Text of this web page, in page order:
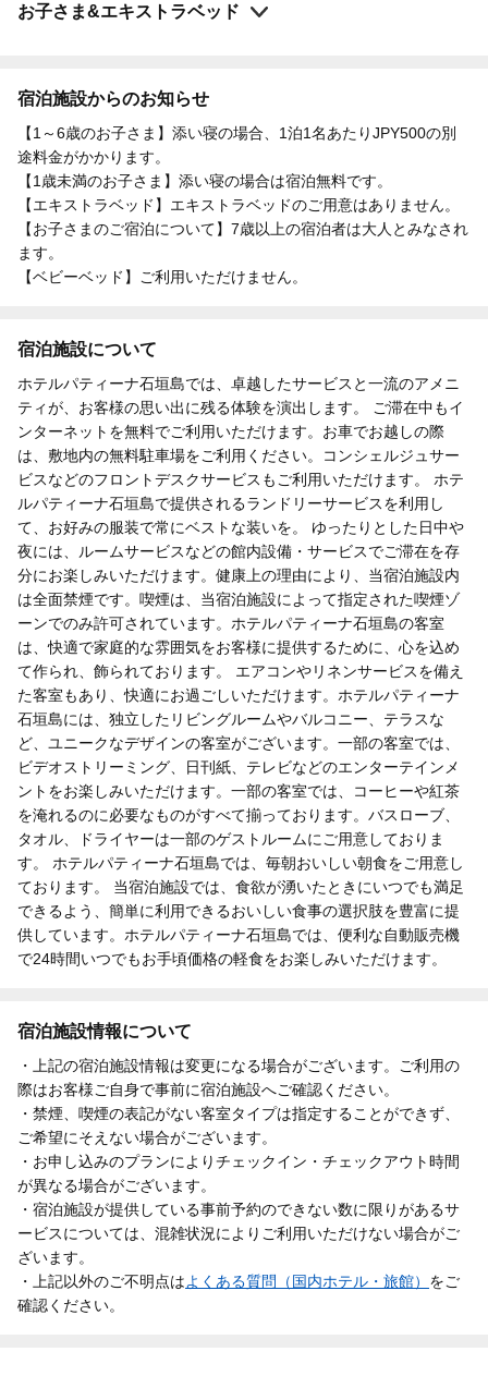
お子さま&エキストラベッド
宿泊施設からのお知らせ
【1～6歳のお子さま】添い寝の場合、1泊1名あたりJPY500の別
途料金がかかります。
【1歳未満のお子さま】添い寝の場合は宿泊無料です。
【エキストラベッド】エキストラベッドのご用意はありません。
【お子さまのご宿泊について】7歳以上の宿泊者は大人とみなされ
ます。
【ベビーベッド】ご利用いただけません。
宿泊施設について
ホテルパティーナ石垣島では、卓越したサービスと一流のアメニ
ティが、お客様の思い出に残る体験を演出します。 ご滞在中もイ
ンターネットを無料でご利用いただけます。お車でお越しの際
は、敷地内の無料駐車場をご利用ください。コンシェルジュサー
ビスなどのフロントデスクサービスもご利用いただけます。 ホテ
ルパティーナ石垣島で提供されるランドリーサービスを利用し
て、お好みの服装で常にベストな装いを。 ゆったりとした日中や
夜には、ルームサービスなどの館内設備・サービスでご滞在を存
分にお楽しみいただけます。健康上の理由により、当宿泊施設内
は全面禁煙です。喫煙は、当宿泊施設によって指定された喫煙ゾ
ーンでのみ許可されています。ホテルパティーナ石垣島の客室
は、快適で家庭的な雰囲気をお客様に提供するために、心を込め
て作られ、飾られております。 エアコンやリネンサービスを備え
た客室もあり、快適にお過ごしいただけます。ホテルパティーナ
石垣島には、独立したリビングルームやバルコニー、テラスな
ど、ユニークなデザインの客室がございます。一部の客室では、
ビデオストリーミング、日刊紙、テレビなどのエンターテインメ
ントをお楽しみいただけます。一部の客室では、コーヒーや紅茶
を淹れるのに必要なものがすべて揃っております。バスローブ、
タオル、ドライヤーは一部のゲストルームにご用意しておりま
す。 ホテルパティーナ石垣島では、毎朝おいしい朝食をご用意し
ております。 当宿泊施設では、食欲が湧いたときにいつでも満足
できるよう、簡単に利用できるおいしい食事の選択肢を豊富に提
供しています。ホテルパティーナ石垣島では、便利な自動販売機
で24時間いつでもお手頃価格の軽食をお楽しみいただけます。
宿泊施設情報について
・上記の宿泊施設情報は変更になる場合がございます。ご利用の
際はお客様ご自身で事前に宿泊施設へご確認ください。
・禁煙、喫煙の表記がない客室タイプは指定することができず、
ご希望にそえない場合がございます。
・お申し込みのプランによりチェックイン・チェックアウト時間
が異なる場合がございます。
・宿泊施設が提供している事前予約のできない数に限りがあるサ
ービスについては、混雑状況によりご利用いただけない場合がご
ざいます。
・上記以外のご不明点はよくある質問（国内ホテル・旅館） をご
確認ください。